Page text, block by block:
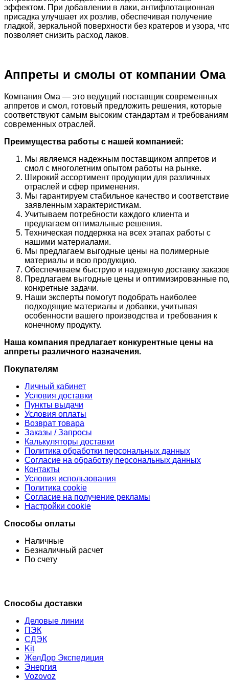
эффектом. При добавлении в лаки, антифлотационная
присадка улучшает их розлив, обеспечивая получение
гладкой, зеркальной поверхности без кратеров и узора,
позволяет снизить расход лаков.
Аппреты и смолы от компании Ома
Компания Ома — это ведущий поставщик современных
аппретов и смол, готовый предложить решения, которые
соответствуют самым высоким стандартам и требованиям
современных отраслей.
Преимущества работы с нашей компанией:
Мы являемся надежным поставщиком аппретов и
смол с многолетним опытом работы на рынке.
Широкий ассортимент продукции для различных
отраслей и сфер применения.
Мы гарантируем стабильное качество и соответствие
заявленным характеристикам.
Учитываем потребности каждого клиента и
предлагаем оптимальные решения.
Техническая поддержка на всех этапах работы с
нашими материалами.
Мы предлагаем выгодные цены на полимерные
материалы и всю продукцию.
Обеспечиваем быструю и надежную доставку
Предлагаем выгодные цены и оптимизированные
конкретные задачи.
Наши эксперты помогут подобрать наиболее
подходящие материалы и добавки, учитывая
особенности вашего производства и требования к
конечному продукту.
Наша компания предлагает конкурентные цены на
аппреты различного назначения.
Покупателям
Личный кабинет
Условия доставки
Пункты выдачи
Условия оплаты
Возврат товара
Заказы / Запросы
Калькуляторы доставки
Политика обработки персональных данных
Согласие на обработку персональных данных
Контакты
Условия использования
Политика cookie
Согласие на получение рекламы
Настройки cookie
Способы оплаты
Наличные
Безналичный расчет
По счету
Способы доставки
Деловые линии
ПЭК
СДЭК
Kit
ЖелДор Экспедиция
Энергия
Vozovoz